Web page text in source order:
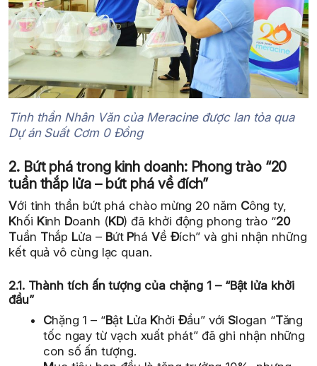
Tinh thần Nhân Văn của Meracine được lan tỏa qua
Dự án Suất Cơm 0 Đồng
2. Bứt phá trong kinh doanh: Phong trào “20
tuần thắp lửa – bứt phá về đích”
Với tinh thần bứt phá chào mừng 20 năm Công ty,
Khối Kinh Doanh (KD) đã khởi động phong trào “20
Tuần Thắp Lửa – Bứt PháVề Đích” và ghi nhận những
kết quả vô cùng lạc quan.
2.1. Thành tích ấn tượng của chặng 1 – “Bật lửa khởi
đầu”
Chặng 1 – “Bật Lửa KhởiĐầu” với Slogan “Tăng
tốc ngay từ vạch xuất phát” đã ghi nhận những
con số ấn tượng.